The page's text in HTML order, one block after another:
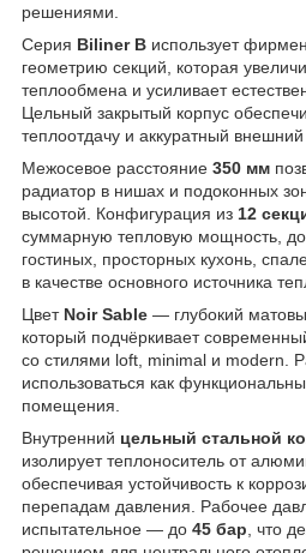
решениями.
Серия Biliner B использует
геометрию секций, которая
теплообмена и усиливает
Цельный закрытый корпус
теплоотдачу и аккуратный внешний
Межосевое расстояние 350 мм
радиатор в нишах и подоконных
высотой. Конфигурация из 12
суммарную тепловую мощность,
гостиных, просторных кухонь,
в качестве основного источника
Цвет Noir Sable — глубокий
который подчёркивает
со стилями loft, minimal и modern.
использоваться как
помещения.
Внутренний цельный стальной
изолирует теплоноситель от
обеспечивая устойчивость к
перепадам давления. Рабочее
испытательное — до 45 бар , что